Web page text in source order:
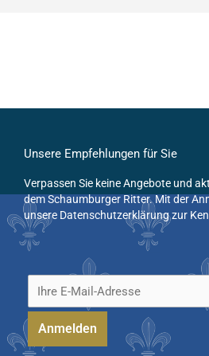
Unsere Empfehlungen für Sie
Verpassen Sie keine Angebote und
dem Schaumburger Ritter. Mit der
unsere Datenschutzerklärung zur